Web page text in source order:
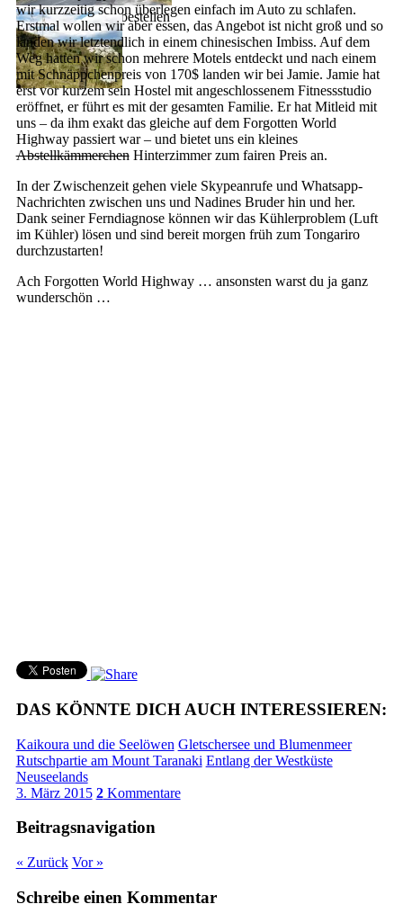
schnell den AA abbestellen
wir kurzzeitig schon überlegen einfach im Auto zu schlafen.
Erstmal wollen wir aber essen, das Angebot ist nicht groß und so
landen wir letztendlich in einem chinesischen Imbiss. Auf dem
Weg hatten wir schon mehrere Motels entdeckt und nach einem
mit Schnäppchenpreis von 170$ landen wir bei Jamie. Jamie hat
erst vor kurzem sein Hostel mit angeschlossenem Fitnessstudio
eröffnet, er führt es mit der gesamten Familie. Er hat Mitleid mit
uns – da ihm exakt das gleiche auf dem Forgotten World
Highway passiert war – und bietet uns ein kleines
AbstellkämmerchenHinterzimmer zum fairen Preis an.
In der Zwischenzeit gehen viele Skypeanrufe und Whatsapp-
Nachrichten zwischen uns und Nadines Bruder hin und her.
Dank seiner Ferndiagnose können wir das Kühlerproblem (Luft
im Kühler) lösen und sind bereit morgen früh zum Tongariro
durchzustarten!
Ach Forgotten World Highway … ansonsten warst du ja ganz
wunderschön …
DAS KÖNNTE DICH AUCH INTERESSIEREN:
Kaikoura und die Seelöwen Gletschersee und Blumenmeer
Rutschpartie am Mount Taranaki Entlang der Westküste
Neuseelands
3. März 2015 2Kommentare
Beitragsnavigation
« Zurück Vor »
Schreibe einen Kommentar